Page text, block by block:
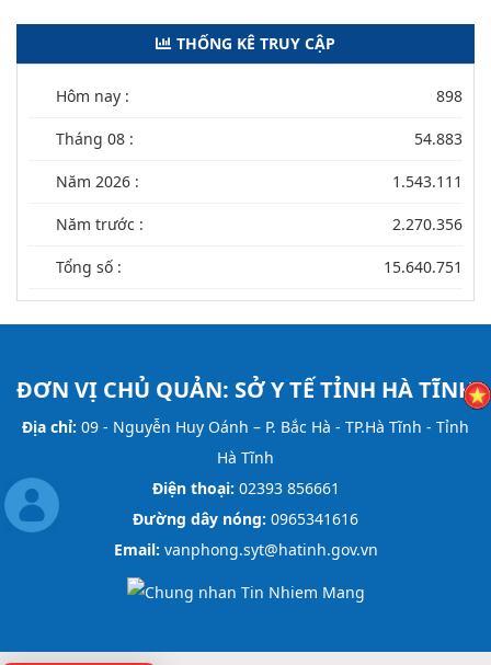
THỐNG KÊ TRUY CẬP
Hôm nay : 898
Tháng 08 : 54.883
Năm 2026 : 1.543.111
Năm trước : 2.270.356
Tổng số : 15.640.751
ĐƠN VỊ CHỦ QUẢN: SỞ Y TẾ TỈNH HÀ TĨNH
Địa chỉ: 09 - Nguyễn Huy Oánh – P. Bắc Hà - TP.Hà Tĩnh - Tỉnh
Hà Tĩnh
Điện thoại: 02393 856661
Đường dây nóng: 0965341616
Email: vanphong.syt@hatinh.gov.vn